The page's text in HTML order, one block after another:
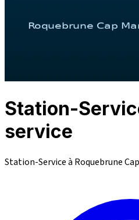
Station-
service
Station-Service à Roquebrune